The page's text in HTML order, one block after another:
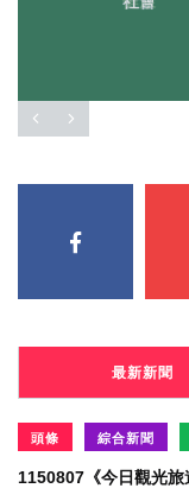
最新新聞
頭條 綜合新聞
1150807《今日觀光旅